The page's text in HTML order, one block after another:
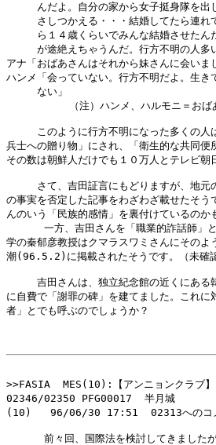
んだよ。自分の家から女子挺身隊を出し
さしつかえる・・・結婚してたら連れて
ら１４歳くらいでみんな結婚させたんだ
が途絶えちゃうんだ。行方不明の人多い
アナ「おばあさんはそれから妹さんに会いま
ハンメ「会っていない。行方不明だよ。生き
ない」
（注）ハンメ、ハルモニ＝おば
このように行方不明になった多くの人は
兵士への贈り物」にされ、「衛生的な共同便
その数は朝鮮人だけでも１０万人とテレビ朝
さて、吉田証言にもどりますが、地元の
の事実を否定した記事をわざわざ載せたそう
んのいう「民族的感情」を裏付けているのか
一方、吉田さんを「職業的詐話師」
学の秦郁彦教授はクマラスワミさんにそのよ
潮(96.5.2)に掲載されたそうです。（未確認
吉田さんは、独立紀念館の近くにある韓
に自費で「謝罪の碑」を建てました。これ
者」とでも呼ぶのでしょうか？
>>FASIA  MES(10):【アンニョンクラブ
02346/02350 PFG00017  半月城
(10)   96/06/30 17:51  02313へのコメ
前々回、国際法を検討してきました